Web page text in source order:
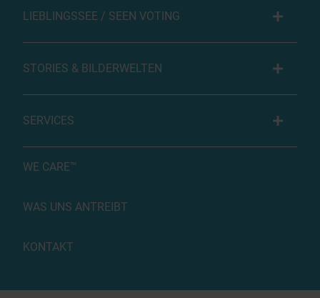
LIEBLINGSSEE / SEEN VOTING
STORIES & BILDERWELTEN
SERVICES
WE CARE™
WAS UNS ANTREIBT
KONTAKT